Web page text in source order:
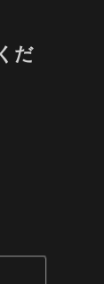
だ